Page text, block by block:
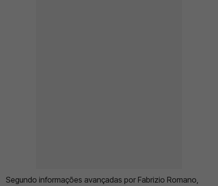
Segundo informações avançadas por Fabrizio Romano,